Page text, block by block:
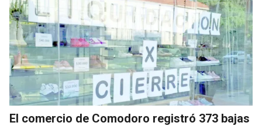
El comercio de Comodoro registró 373 bajas